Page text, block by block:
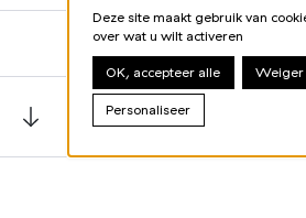
Deze site maakt gebruik van
over wat u wilt activeren
OK, accepteer alle Weiger
Personaliseer